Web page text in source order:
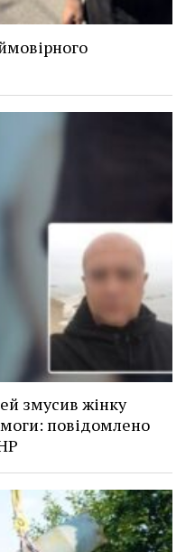
змусив жінку
повідомлено